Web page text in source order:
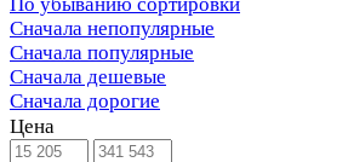
Сначала непопулярные
Сначала популярные
Сначала дешевые
Сначала дорогие
Цена